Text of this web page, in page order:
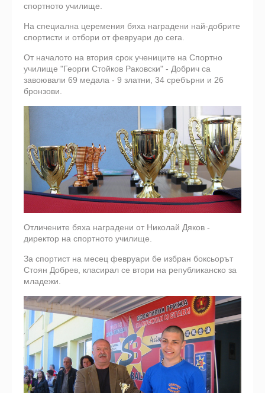
спортното училище.
На специална церемения бяха наградени най-добрите
спортисти и отбори от февруари до сега.
От началото на втория срок учениците на Спортно
училище "Георги Стойков Раковски" - Добрич са
завоювали 69 медала - 9 златни, 34 сребърни и 26
бронзови.
Отличените бяха наградени от Николай Дяков -
директор на спортното училище.
За спортист на месец февруари бе избран боксьорът
Стоян Добрев, класирал се втори на републиканско за
младежи.